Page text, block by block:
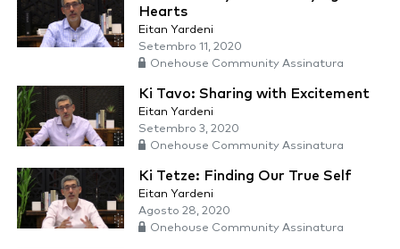
Hearts
Eitan Yardeni
Setembro 11, 2020
Onehouse Community Assinatura
Ki Tavo: Sharing with Excitement
Eitan Yardeni
Setembro 3, 2020
Onehouse Community Assinatura
Ki Tetze: Finding Our True Self
Eitan Yardeni
Agosto 28, 2020
Onehouse Community Assinatura